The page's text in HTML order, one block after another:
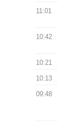
11:01
10:42
10:21
10:13
09:48